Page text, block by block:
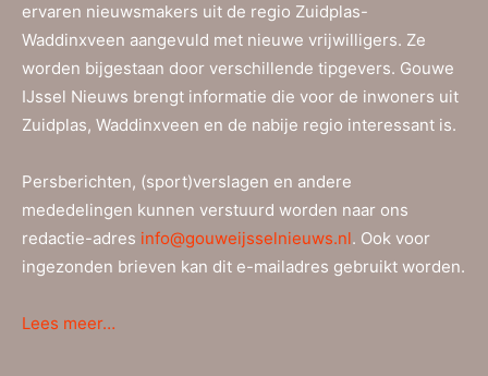
ervaren nieuwsmakers uit de regio Zuidplas-
Waddinxveen aangevuld met nieuwe vrijwilligers. Ze
worden bijgestaan door verschillende tipgevers. Gouwe
IJssel Nieuws brengt informatie die voor de inwoners uit
Zuidplas, Waddinxveen en de nabije regio interessant is.
Persberichten, (sport)verslagen en andere
mededelingen kunnen verstuurd worden naar ons
redactie-adres info@gouweijsselnieuws.nl. Ook voor
ingezonden brieven kan dit e-mailadres gebruikt worden.
Lees meer…